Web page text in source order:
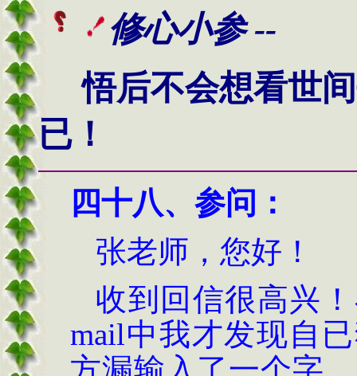
修心小参 --
悟后不会想看世
已！
四十八、 参问 ：
张老师，您好！
收到回信很高兴
mail中我才发现自